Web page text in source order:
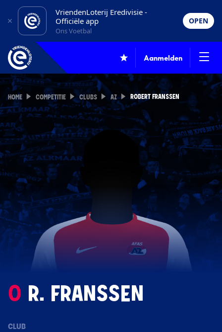
VriendenLoterij Eredivisie -
Officiële app
Ons Voetbal
OPEN
Aanmelden
HOME COMPETITIE CLUBS AZ ROBERT FRANSSEN
0 R. FRANSSEN
CLUB